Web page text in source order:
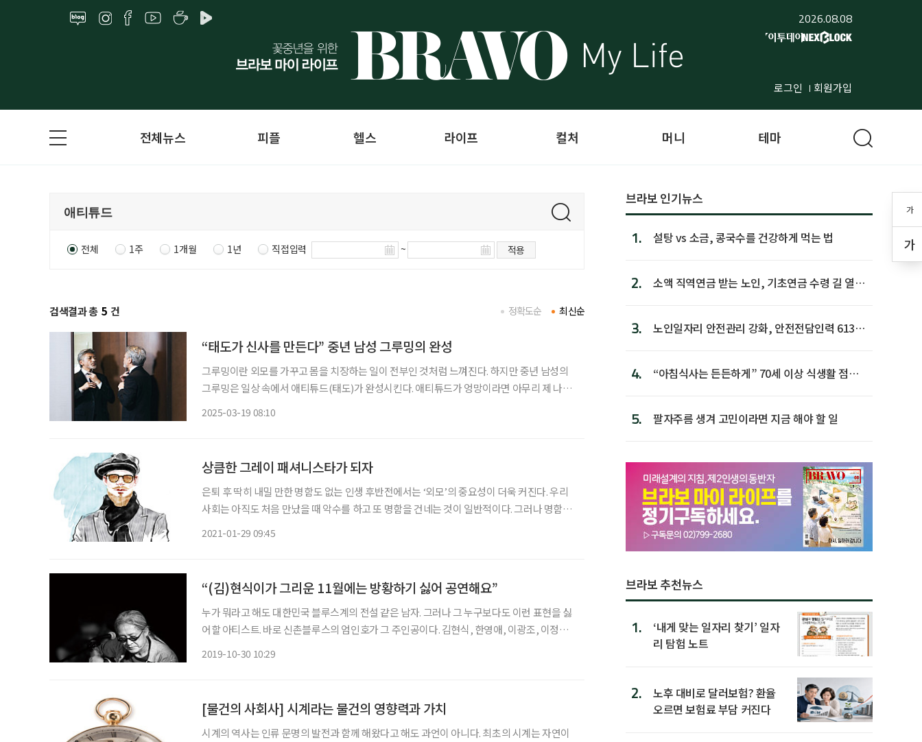
2026.08.08
로그인 회원가입
가
가
전체뉴스 피플 헬스 라이프 컬처 머니 테마
전체 1주 1개월 1년 직접입력 ~ 적용
검색결과 총 5 건 최신순
정확도순
“태도가 신사를 만든다” 중년 남성 그루밍의 완성
그루밍이란 외모를 가꾸고 몸을 치장하는 일이 전부인 것처럼 느껴진다. 하지만 중년 남성의
그루밍은 일상 속에서 애티튜드(태도)가 완성시킨다. 애티튜드가 엉망이라면 아무리 제 나이
2025-03-19 08:10
상큼한 그레이 패셔니스타가 되자
은퇴 후 딱히 내밀 만한 명함도 없는 인생 후반전에서는 ‘외모’의 중요성이 더욱 커진다. 우리
사회는 아직도 처음 만났을 때 악수를 하고 또 명함을 건네는 것이 일반적이다. 그러나 명함은
2021-01-29 09:45
“(김)현식이가 그리운 11월에는 방황하기 싫어 공연해요”
누가 뭐라고 해도 대한민국 블루스계의 전설 같은 남자. 그러나 그 누구보다도 이런 표현을 싫
어할 아티스트. 바로 신촌블루스의 엄인호가 그 주인공이다. 김현식, 한영애, 이광조, 이정선
2019-10-30 10:29
[물건의 사회사] 시계라는 물건의 영향력과 가치
시계의 역사는 인류 문명의 발전과 함께 해왔다고 해도 과언이 아니다. 최초의 시계는 자연이
브라보 인기뉴스
1. 설탕 vs 소금, 콩국수를 건강하게 먹는 법
2.
소액 직역연금 받는 노인, 기초연금 수령 길 열린
3.
노인일자리 안전관리 강화, 안전전담인력 613명
4.
“아침식사는 든든하게” 70세 이상 식생활 점수
5. 팔자주름 생겨 고민이라면 지금 해야 할 일
브라보 추천뉴스
1.
‘내게 맞는 일자리 찾기’ 일자
리 탐험 노트
2.
노후 대비로 달러보험? 환율
오르면 보험료 부담 커진다